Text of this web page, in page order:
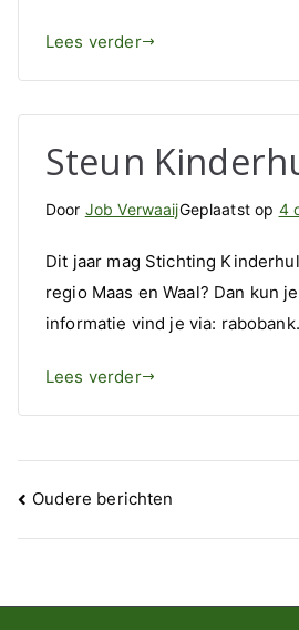
Lees verder
Steun
Door Job VerwaaijGeplaatst op 4
Dit jaar mag Stichting
regio Maas en Waal? Dan kun
informatie vind je via:
Lees verder
Berichtennavigatie
Oudere berichten